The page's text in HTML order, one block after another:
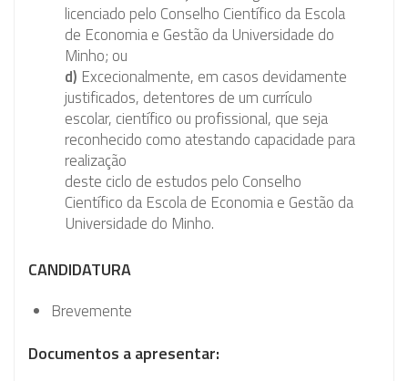
licenciado pelo Conselho Científico da Escola
de Economia e Gestão da Universidade do
Minho; ou
d) Excecionalmente, em casos devidamente
justificados, detentores de um currículo
escolar, científico ou profissional, que seja
reconhecido como atestando capacidade para
realização
deste ciclo de estudos pelo Conselho
Científico da Escola de Economia e Gestão da
Universidade do Minho.
CANDIDATURA
Brevemente
Documentos a apresentar: